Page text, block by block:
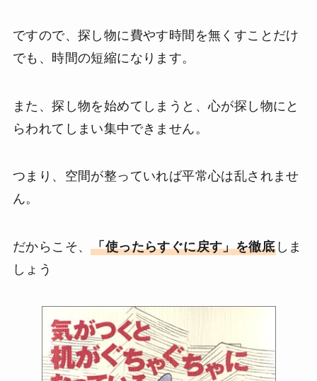
ですので、探し物に費やす時間を無くすことだけ
でも、時間の短縮になります。
また、探し物を始めてしまうと、心が探し物にと
らわれてしまい集中できません。
つまり、空間が整っていれば平常心は乱されませ
ん。
だからこそ、「使ったらすぐに戻す」を徹底しま
しょう